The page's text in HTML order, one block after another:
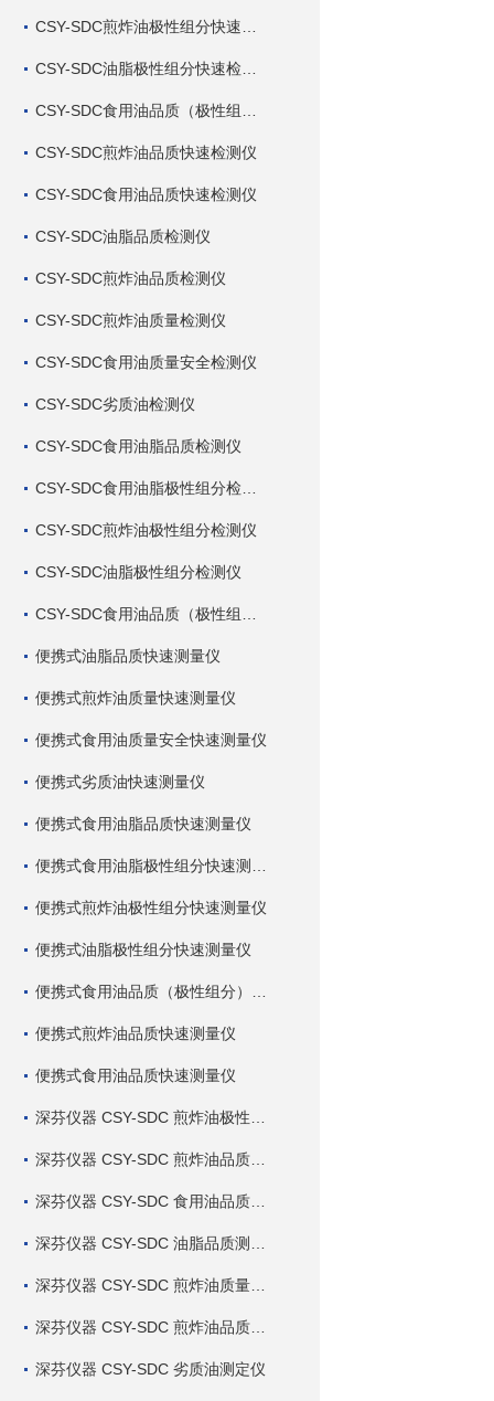
CSY-SDC煎炸油品质快速检测仪
CSY-SDC食用油品质快速检测仪
CSY-SDC油脂品质检测仪
CSY-SDC煎炸油品质检测仪
CSY-SDC煎炸油质量检测仪
CSY-SDC食用油质量安全检测仪
CSY-SDC劣质油检测仪
CSY-SDC食用油脂品质检测仪
CSY-SDC煎炸油极性组分检测仪
CSY-SDC油脂极性组分检测仪
便携式油脂品质快速测量仪
便携式煎炸油质量快速测量仪
便携式食用油质量安全快速测量仪
便携式劣质油快速测量仪
便携式食用油脂品质快速测量仪
便携式煎炸油极性组分快速测量仪
便携式油脂极性组分快速测量仪
便携式煎炸油品质快速测量仪
便携式食用油品质快速测量仪
深芬仪器 CSY-SDC 劣质油测定仪